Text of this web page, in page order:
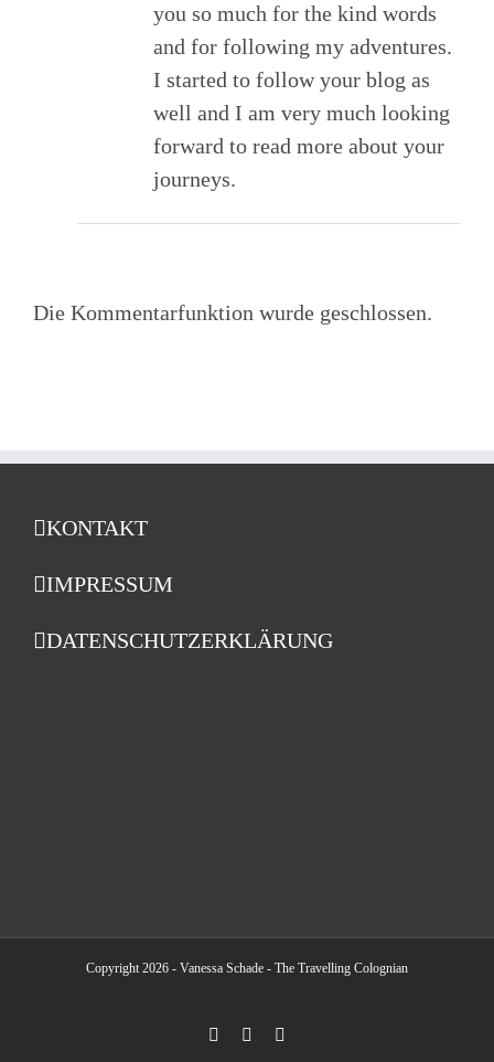
you so much for the kind words
and for following my adventures.
I started to follow your blog as
well and I am very much looking
forward to read more about your
journeys.
Die Kommentarfunktion wurde geschlossen.
KONTAKT
IMPRESSUM
DATENSCHUTZERKLÄRUNG
Copyright 2026 - Vanessa Schade - The Travelling Colognian
FacebookInstagram